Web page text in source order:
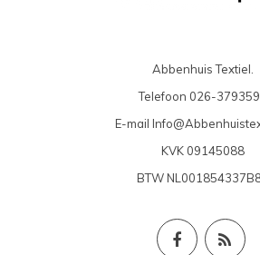
Abbenhuis Textiel.
Telefoon 026-
E-mail
KVK 09145088
BTW